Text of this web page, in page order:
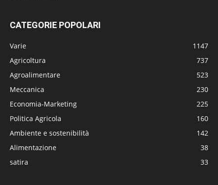
CATEGORIE POPOLARI
Varie
1147
Agricoltura
737
Agroalimentare
523
Meccanica
230
Economia-Marketing
225
Politica Agricola
160
Ambiente e sostenibilità
142
Alimentazione
38
satira
33